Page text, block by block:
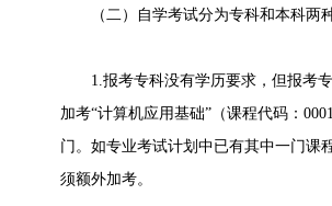
（二）自学考试分为专科和本科两
1.报考专科没有学历要求，但报考专
加考“计算机应用基础”（课程代码：
门。如专业考试计划中已有其中一门课
须额外加考。